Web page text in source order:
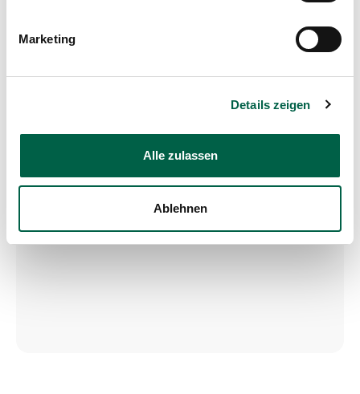
Marketing
Details zeigen
Alle zulassen
Ablehnen
Mail